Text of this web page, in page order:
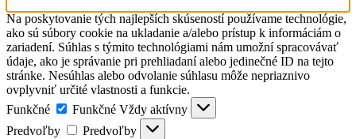
Na poskytovanie tých najlepších skúseností používame technológie,
ako sú súbory cookie na ukladanie a/alebo prístup k informáciám o
zariadení. Súhlas s týmito technológiami nám umožní spracovávať
údaje, ako je správanie pri prehliadaní alebo jedinečné ID na tejto
stránke. Nesúhlas alebo odvolanie súhlasu môže nepriaznivo
ovplyvniť určité vlastnosti a funkcie.
Funkčné
Funkčné Vždy aktívny
Predvoľby
Predvoľby